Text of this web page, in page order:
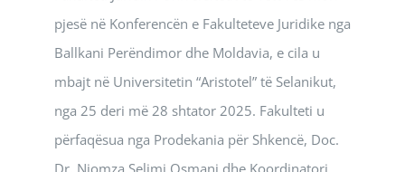
pjesë në Konferencën e Fakulteteve Juridike nga
Ballkani Perëndimor dhe Moldavia, e cila u
mbajt në Universitetin “Aristotel” të Selanikut,
nga 25 deri më 28 shtator 2025. Fakulteti u
përfaqësua nga Prodekania për Shkencë, Doc.